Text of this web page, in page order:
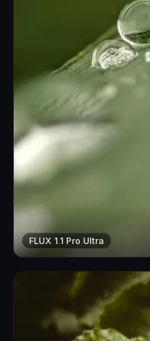
FLUX 1.1 Pro Ultra